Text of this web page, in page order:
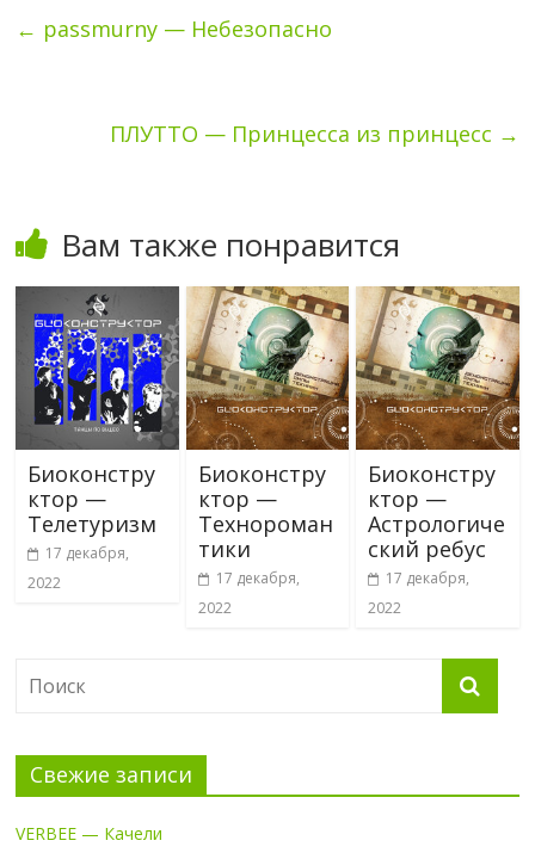
← passmurny — Небезопасно
ПЛУТТО — Принцесса из принцесс →
Вам также понравится
Биоконстру
ктор —
Телетуризм
17 декабря,
2022
Биоконстру
ктор —
Технороман
тики
17 декабря,
2022
Биоконстру
ктор —
Астрологиче
ский ребус
17 декабря,
2022
Свежие записи
VERBEE — Качели